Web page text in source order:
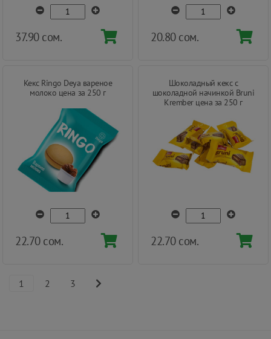
37.90 сом. 20.80 сом.
Кекс Ringo Deya вареное
молоко цена за 250 г
22.70 сом.
Шоколадный кекс с
шоколадной начинкой Bruni
Krember цена за 250 г
22.70 сом.
1 2 3